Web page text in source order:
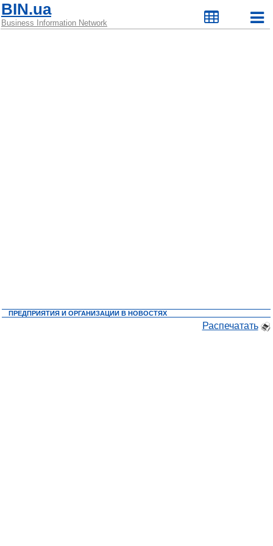
BIN.ua
Business Information Network
ПРЕДПРИЯТИЯ И ОРГАНИЗАЦИИ В НОВОСТЯХ
Распечатать